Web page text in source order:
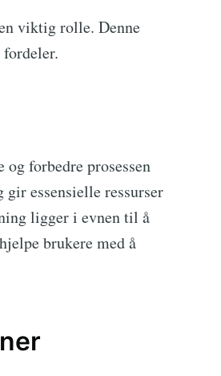
viktig rolle. Denne
forbedre prosessen
essensielle ressurser
ligger i evnen til å
brukere med å